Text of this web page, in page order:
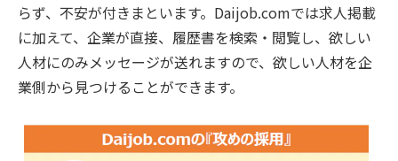
らず、不安が付きまといます。Daijob.comでは求人掲載
に加えて、企業が直接、履歴書を検索・閲覧し、欲しい
人材にのみメッセージが送れますので、欲しい人材を企
業側から見つけることができます。